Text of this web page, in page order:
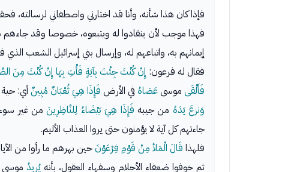
فإذا كان هذا شأنه، وأنا قد اختارني واصطفاني لرسالته،
فهذا موجب لأن ينقادوا له ويتبعوه، خصوصا وقد
إيمانهم به، واتباعهم له، وإرسال بني إسرائيل الشعب
فقال له فرعون: إِنْ كُنْتَ جِئْتَ بِآيَةٍ فَأْتِ بِهَا إِنْ كُنْتَ مِنَ
فَأَلْقَى موسىعَصَاهُفي الأرض فَإِذَا هِيَ ثُعْبَانٌ مُبِينٌأي:
وَنزعَ يَدَهُ من جيبه فَإِذَا هِيَ بَيْضَاءُ لِلنَّاظِرِينَمن غير
جاءتهم كل آية لا يؤمنون حتى يروا العذاب الأليم.
فلهذا قَالَ الْمَلأ مِنْ قَوْمِ فِرْعَوْنَحين بهرهم ما رأوا من
ثم خوفوا ضعفاء الأحلام وسفهاء العقول، بأنه يُرِيدُموسى